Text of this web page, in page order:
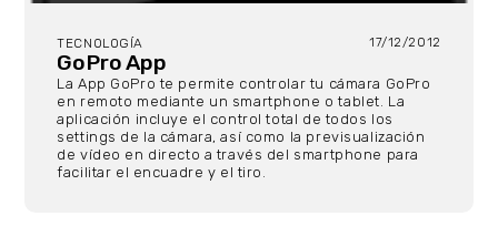
TECNOLOGÍA 17/12/2012
GoPro App
La App GoPro te permite controlar tu cámara GoPro
en remoto mediante un smartphone o tablet. La
aplicación incluye el control total de todos los
settings de la cámara, así como la previsualización
de vídeo en directo a través del smartphone para
facilitar el encuadre y el tiro.